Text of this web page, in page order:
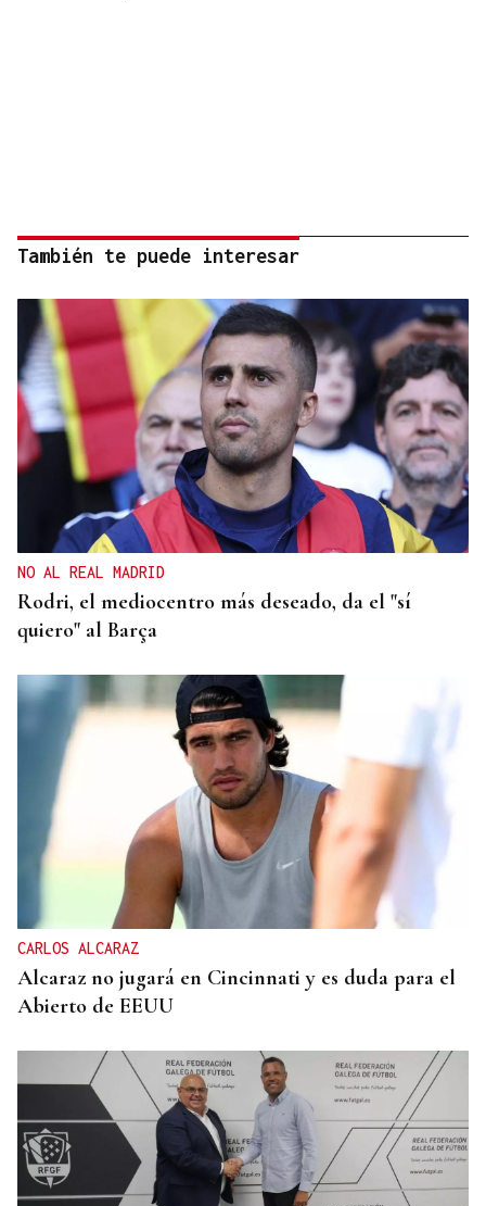
También te puede interesar
NO AL REAL MADRID
Rodri, el mediocentro más deseado, da el "sí
quiero" al Barça
CARLOS ALCARAZ
Alcaraz no jugará en Cincinnati y es duda para el
Abierto de EEUU